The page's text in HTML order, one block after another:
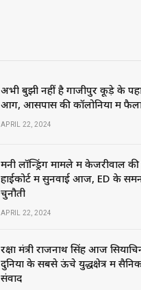
अभी बुझी नहीं है गाजीपुर कूड़े के
आग, आसपास की कॉलोनियों में
APRIL 22, 2024
मनी लॉन्ड्रिंग मामले में केजरीवाल
हाईकोर्ट में सुनवाई आज, ED के
चुनौती
APRIL 22, 2024
रक्षा मंत्री राजनाथ सिंह आज
दुनिया के सबसे ऊंचे युद्धक्षेत्र में
संवाद